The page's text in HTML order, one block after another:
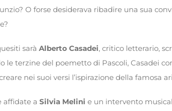
O forse desiderava ribadire una sua
sarà Alberto Casadei, critico letterario,
le terzine del poemetto di Pascoli, Casadei
nei suoi versi l’ispirazione della famosa
affidate a Silvia Melini e un intervento